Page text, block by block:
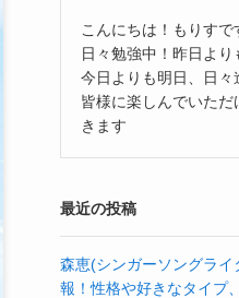
こんにちは！もりすで
日々勉強中！昨日より
今日よりも明日、日々
皆様に楽しんでいた
きます
最近の投稿
森恵(シンガーソングラ
報！性格や好きなタイプ